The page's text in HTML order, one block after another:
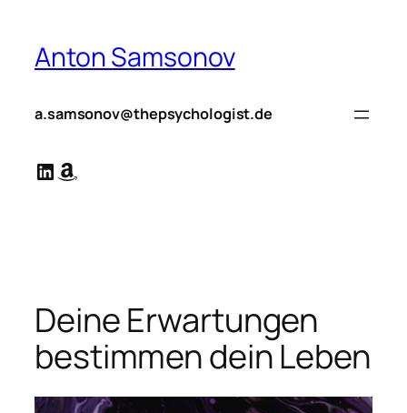
springen
Anton Samsonov
a.samsonov@thepsychologist.de
LinkedIn
Amazon
Deine Erwartungen
bestimmen dein Leben